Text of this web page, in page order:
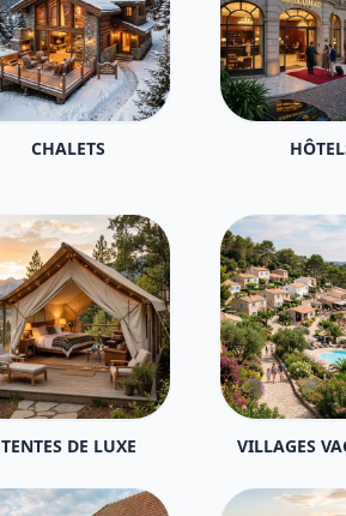
CHALETS
TENTES DE LUXE VILLAGES